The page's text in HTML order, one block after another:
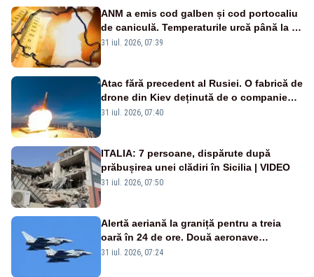
ANM a emis cod galben și cod portocaliu
de caniculă. Temperaturile urcă până la 38
de grade, iar nopțile devin tropicale
31 iul. 2026, 07:39
Atac fără precedent al Rusiei. O fabrică de
drone din Kiev deținută de o companie
americană, distrusă de o rachetă
31 iul. 2026, 07:40
ITALIA: 7 persoane, dispărute după
prăbușirea unei clădiri în Sicilia | VIDEO
31 iul. 2026, 07:50
Alertă aeriană la graniță pentru a treia
oară în 24 de ore. Două aeronave
Eurofighter britanice au fost ridicate de la
31 iul. 2026, 07:24